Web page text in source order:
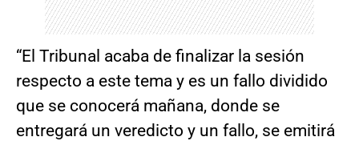
“El Tribunal acaba de finalizar la sesión
respecto a este tema y es un fallo dividido
que se conocerá mañana, donde se
entregará un veredicto y un fallo, se emitirá